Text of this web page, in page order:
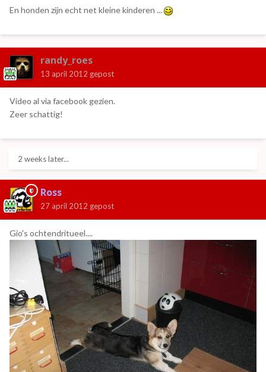
En honden zijn echt net kleine kinderen ...
randy_roes
13 april 2012 gepost
Video al via facebook gezien.
Zeer schattig!
2 weeks later...
Ross
27 april 2012 gepost
Gio's ochtendritueel....